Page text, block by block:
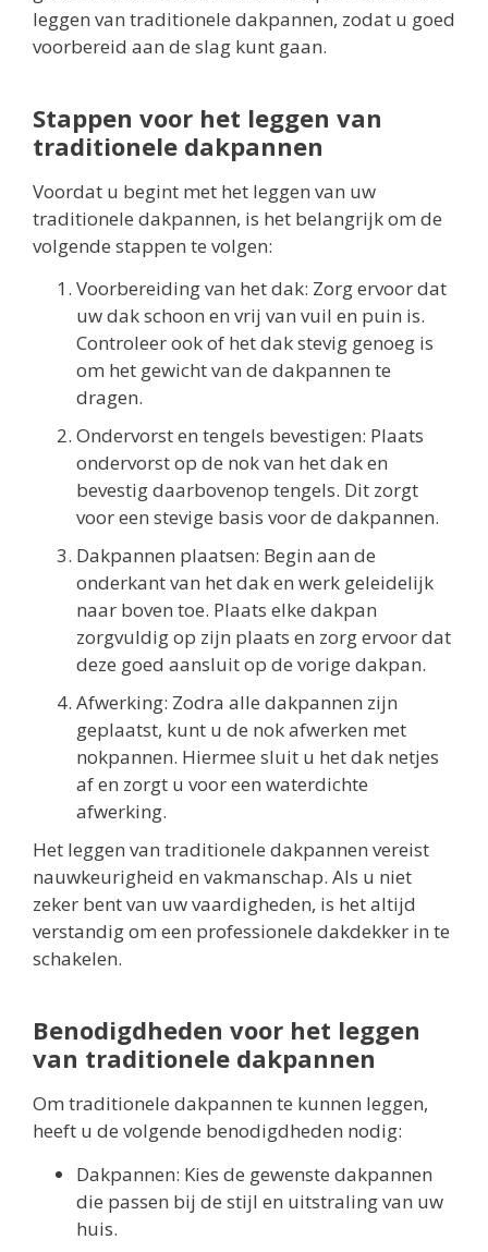
leggen van traditionele dakpannen, zodat u goed
voorbereid aan de slag kunt gaan.
Stappen voor het leggen van
traditionele dakpannen
Voordat u begint met het leggen van uw
traditionele dakpannen, is het belangrijk om de
volgende stappen te volgen:
Voorbereiding van het dak: Zorg ervoor dat
uw dak schoon en vrij van vuil en puin is.
Controleer ook of het dak stevig genoeg is
om het gewicht van de dakpannen te
dragen.
Ondervorst en tengels bevestigen: Plaats
ondervorst op de nok van het dak en
bevestig daarbovenop tengels. Dit zorgt
voor een stevige basis voor de dakpannen.
Dakpannen plaatsen: Begin aan de
onderkant van het dak en werk geleidelijk
naar boven toe. Plaats elke dakpan
zorgvuldig op zijn plaats en zorg ervoor dat
deze goed aansluit op de vorige dakpan.
Afwerking: Zodra alle dakpannen zijn
geplaatst, kunt u de nok afwerken met
nokpannen. Hiermee sluit u het dak netjes
af en zorgt u voor een waterdichte
afwerking.
Het leggen van traditionele dakpannen vereist
nauwkeurigheid en vakmanschap. Als u niet
zeker bent van uw vaardigheden, is het altijd
verstandig om een professionele dakdekker in te
schakelen.
Benodigdheden voor het leggen
van traditionele dakpannen
Om traditionele dakpannen te kunnen leggen,
heeft u de volgende benodigdheden nodig:
Dakpannen: Kies de gewenste dakpannen
die passen bij de stijl en uitstraling van uw
huis.